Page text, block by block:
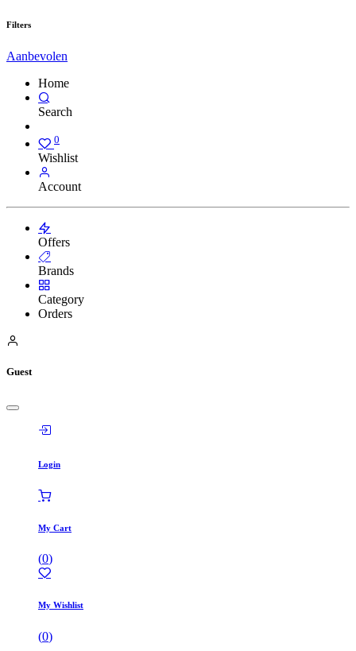
Filters
Aanbevolen
Home
Search
0
Wishlist
Account
Offers
Brands
Category
Orders
Guest
Login
My Cart
(0)
My Wishlist
(0)